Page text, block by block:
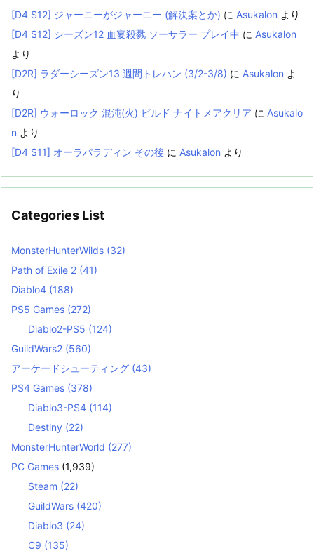
[D4 S12] ジャーニーがジャーニー (解決案とか) に Asukalon より
[D4 S12] シーズン12 血宴殺戮 ソーサラー プレイ中 に Asukalon
より
[D2R] ラダーシーズン13 週間トレハン (3/2-3/8) に Asukalon よ
り
[D2R] ウォーロック 混沌(火) ビルド ナイトメアクリア に Asukalo
n より
[D4 S11] オーラパラディン その後 に Asukalon より
Categories List
MonsterHunterWilds (32)
Path of Exile 2 (41)
Diablo4 (188)
PS5 Games (272)
Diablo2-PS5 (124)
GuildWars2 (560)
アーケードシューティング (43)
PS4 Games (378)
Diablo3-PS4 (114)
Destiny (22)
MonsterHunterWorld (277)
PC Games (1,939)
Steam (22)
GuildWars (420)
Diablo3 (24)
C9 (135)